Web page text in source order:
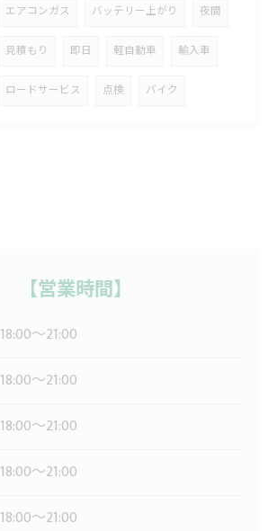
エアコンガス バッテリー上がり 夜間
見積もり 即日 軽自動車 輸入車
ロードサービス 点検 バイク
【営業時間】
18:00～21:00
18:00～21:00
18:00～21:00
18:00～21:00
18:00～21:00